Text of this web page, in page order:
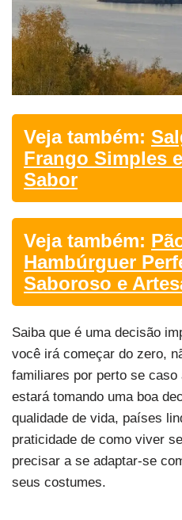
Veja também:
Frango Simples
Sabor
Veja também:
Hambúrguer
Saboroso e
Saiba que é uma decisão
você irá começar do zero,
familiares por perto se
estará tomando uma boa
qualidade de vida, países
praticidade de como viver
precisar a se adaptar-se
seus costumes.